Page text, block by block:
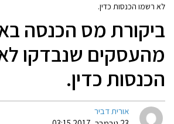
לא רשמו הכנסות כדין.
מהעסקים שנבדקו
הכנסות כדין.
אורית דביר